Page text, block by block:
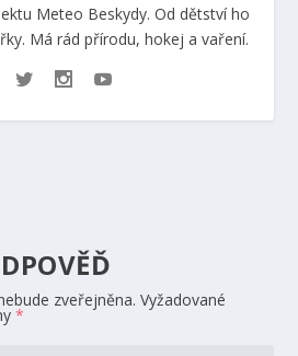
Meteo Beskydy. Od dětství ho
Má rád přírodu, hokej a vaření.
zveřejněna. Vyžadované
*